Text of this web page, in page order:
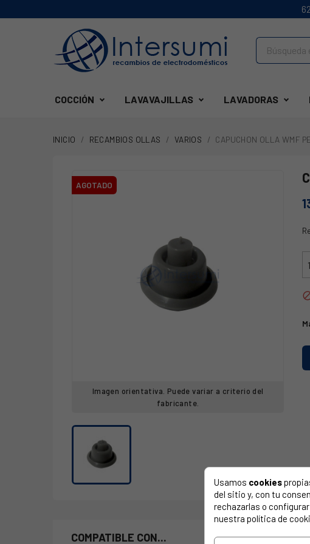
COCCIÓN LAVAVAJILLAS LAVADORAS
INICIO RECAMBIOS OLLAS VARIOS CAPUCHON OLLA WMF
AGOTADO
Imagen orientativa. Puede variar a criterio del
fabricante.
COMPATIBLE CON...
Usamos cookies
del sitio y, con tu
rechazarlas o
nuestra política de